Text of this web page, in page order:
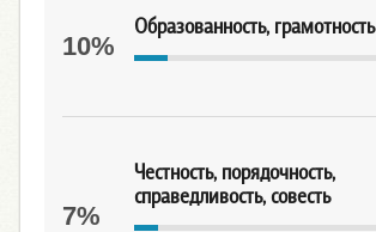
Образованность, грамотность
10%
Честность, порядочность,
справедливость, совесть
7%